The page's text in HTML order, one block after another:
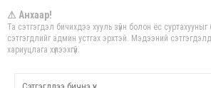
⚠ Анхаар!
Та сэтгэгдэл бичихдээ хууль зүйн болон ёс
сэтгэгдлийг админ устгах эрхтэй. Мэдээний
хариуцлага хүлээхгүй.